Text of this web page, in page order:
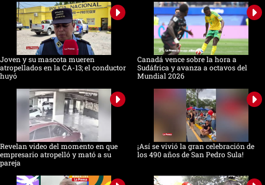
minute,
seconds
Joven y su mascota mueren
atropellados en la CA-13; el conductor
huyó
Canadá vence sobre la hora a
Sudáfrica y avanza a octavos del
Mundial 2026
Revelan video del momento en que
empresario atropelló y mató a su
pareja
¡Así se vivió la gran celebración de
los 490 años de San Pedro Sula!